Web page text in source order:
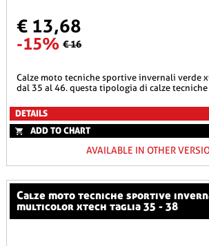
€ 13,68
-15% € 16
calze moto tecniche sportive invernali verde xtech taglie variabili
dal 35 al 46. questa tipologia di calze tecniche
DETAILS
ADD TO CHART
AVAILABLE IN OTHER
calze moto tecniche sportive invernali nere a righe
multicolor xtech taglia 35 - 38